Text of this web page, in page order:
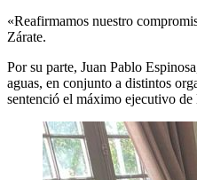
«Reafirmamos nuestro
Zárate.
Por su parte, Juan Pablo
aguas, en conjunto a distintos
sentenció el máximo ejecutivo